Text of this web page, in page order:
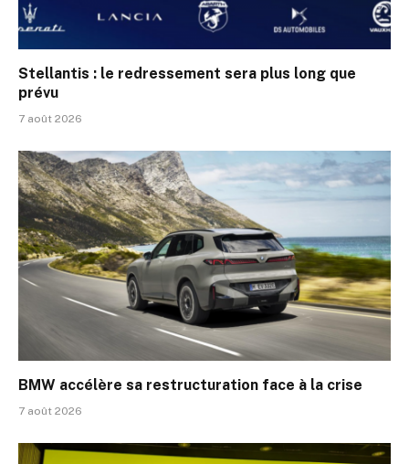
Stellantis : le redressement sera plus long que
prévu
7 août 2026
BMW accélère sa restructuration face à la crise
7 août 2026